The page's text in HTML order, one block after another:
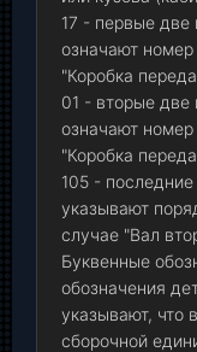
17 - первые две
означают
"Коробка
01 - вторые две
означают
"Коробка
105 -
указывают
случае "Вал
Буквенные
обозначения
указывают, что
сборочной